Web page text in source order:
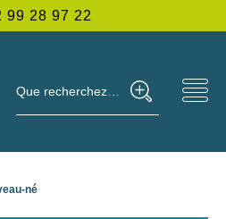
99 28 97 22
Que recherchez-vous ?
né